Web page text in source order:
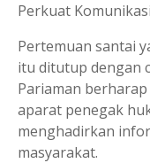
Perkuat
Pertemuan santai
itu ditutup dengan
Pariaman
aparat penegak
menghadirkan
masyarakat.